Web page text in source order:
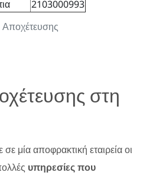
Αποχέτευσης
2103000993
στη
μία αποφρακτική εταιρεία οι
υπηρεσίες που